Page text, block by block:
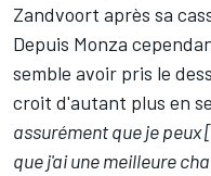
Zandvoort après sa
Depuis Monza
semble avoir pris le
croit d'autant plus en
assurément que je
que j'ai une meilleure